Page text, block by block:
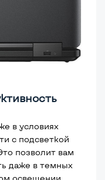
в условиях
с подсветкой
позволит вам
даже в темных
освещении,